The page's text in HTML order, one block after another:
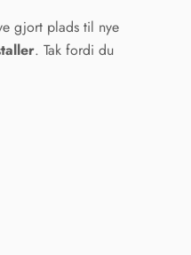
gjort plads til nye
. Tak fordi du